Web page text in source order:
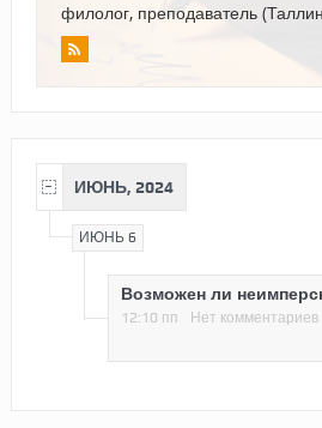
филолог, преподаватель
ИЮНЬ, 2024
ИЮНЬ 6
Возможен ли
12:10 пп Нет комментариев